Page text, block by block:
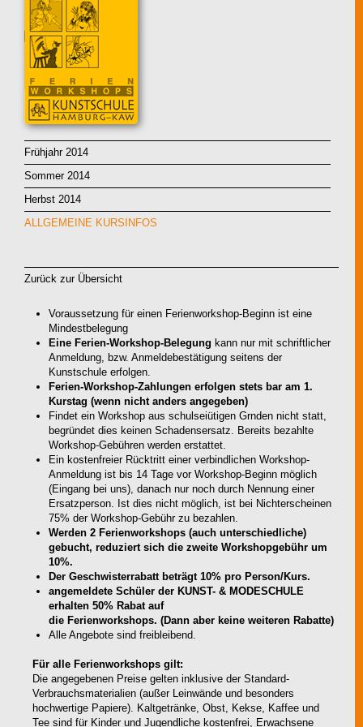
Frühjahr 2014
Sommer 2014
Herbst 2014
ALLGEMEINE KURSINFOS
Zurück zur Übersicht
Voraussetzung für einen Ferienworkshop-Beginn ist eine
Mindestbelegung
Eine Ferien-Workshop-Belegung kann nur mit schriftlicher
Anmeldung, bzw. Anmeldebestätigung seitens der
Kunstschule erfolgen.
Ferien-Workshop-Zahlungen erfolgen stets bar am 1.
Kurstag (wenn nicht anders angegeben)
Findet ein Workshop aus schulseiütigen Grnden nicht statt,
begründet dies keinen Schadensersatz. Bereits bezahlte
Workshop-Gebühren werden erstattet.
Ein kostenfreier Rücktritt einer verbindlichen Workshop-
Anmeldung ist bis 14 Tage vor Workshop-Beginn möglich
(Eingang bei uns), danach nur noch durch Nennung einer
Ersatzperson. Ist dies nicht möglich, ist bei Nichterscheinen
75% der Workshop-Gebühr zu bezahlen.
Werden 2 Ferienworkshops (auch unterschiedliche)
gebucht, reduziert sich die zweite Workshopgebühr um
10%.
Der Geschwisterrabatt beträgt 10% pro Person/Kurs.
angemeldete Schüler der KUNST- & MODESCHULE
erhalten 50% Rabat auf
die Ferienworkshops. (Dann aber keine weiteren Rabatte)
Alle Angebote sind freibleibend.
Für alle Ferienworkshops gilt:
Die angegebenen Preise gelten inklusive der Standard-
Verbrauchsmaterialien (außer Leinwände und besonders
hochwertige Papiere). Kaltgetränke, Obst, Kekse, Kaffee und
Tee sind für Kinder und Jugendliche kostenfrei, Erwachsene